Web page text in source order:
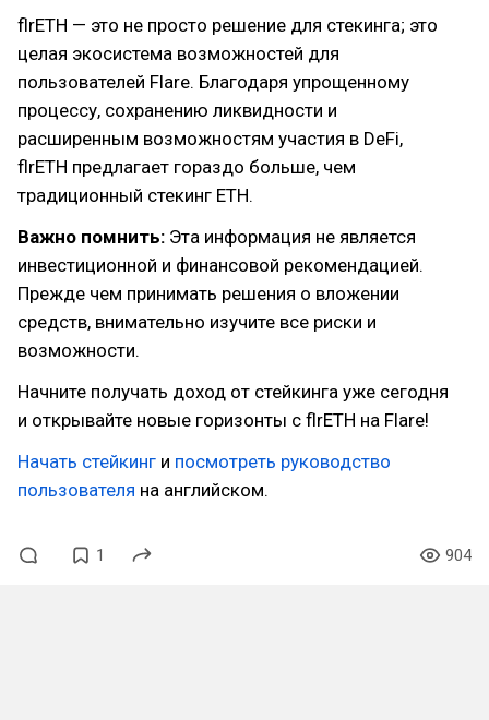
flrETH — это не просто решение для стекинга; это
целая экосистема возможностей для
пользователей Flare. Благодаря упрощенному
процессу, сохранению ликвидности и
расширенным возможностям участия в DeFi,
flrETH предлагает гораздо больше, чем
традиционный стекинг ETH.
Важно помнить: Эта информация не является
инвестиционной и финансовой рекомендацией.
Прежде чем принимать решения о вложении
средств, внимательно изучите все риски и
возможности.
Начните получать доход от стейкинга уже сегодня
и открывайте новые горизонты с flrETH на Flare!
Начать стейкинг и посмотреть руководство
пользователя на английском.
1 904